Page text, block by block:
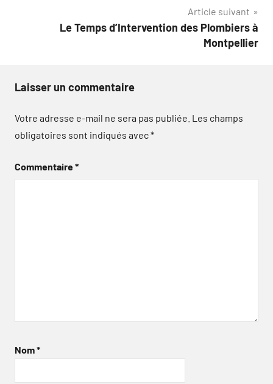
Article suivant
Le Temps d’Intervention des Plombiers à
Montpellier
Laisser un commentaire
Votre adresse e-mail ne sera pas publiée. Les champs
obligatoires sont indiqués avec*
Commentaire*
Nom*